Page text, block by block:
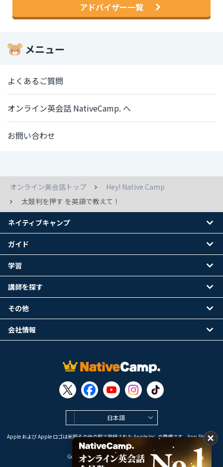
アドバイザー一覧
メニュー
よくあるご質問
オンライン英会話 NativeCamp. へ
お問い合わせ
オンライン英会話トップ
Hey! Native Camp
太鼓判を押す を英語で教えて！
日本語
Apple および Apple ロゴは米国その他の国で登録された Apple Inc. の商標です。App Store は
Apple Inc. のサービスマークです。
Google Play は Google LLC の商標です。
ネイティブキャンプ
ガイド
学習
講師を探す
その他
会社情報